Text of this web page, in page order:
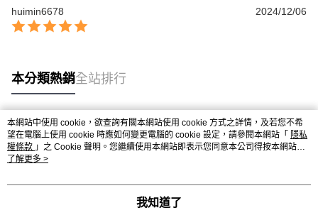
huimin6678 2024/12/06
本分類熱銷全站排行
熱門標籤
本網站中使用 cookie，欲查詢有關本網站使用 cookie 方式之詳情，及若您不希
望在電腦上使用 cookie 時應如何變更電腦的 cookie 設定，請參閱本網站「 隱私
權條款 」之 Cookie 聲明。您繼續使用本網站即表示您同意本公司得按本網站使
用條款之 Cookie 聲明使用 cookie。
了解更多 >
我知道了